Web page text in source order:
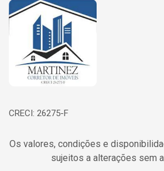
Página inicial
CRECI: 26275-F
Os valores, condições e
sujeitos a alterações sem